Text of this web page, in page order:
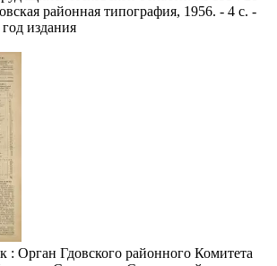
районная типография, 1956. - 4 с. -
издания
: Орган Гдовского районного Комитета